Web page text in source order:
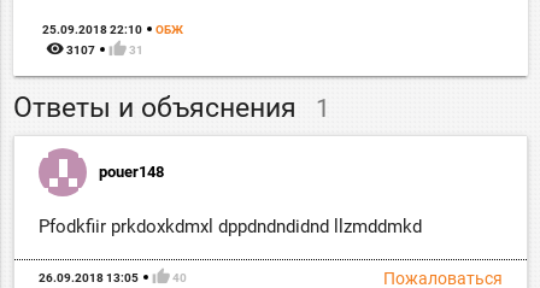
25.09.2018 22:10 ОБЖ
remove_red_eye 3107 thumb_up 31
Ответы и объяснения 1
pouer148
Pfodkfiir prkdoxkdmxl dppdndndidnd llzmddmkd
Пожаловаться
26.09.2018 13:05 thumb_up 40